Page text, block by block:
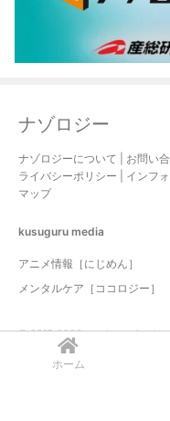
ホーム
ナゾロジー
ナゾロジーについて お問い
ライバシーポリシー
インフ
マップ
kusuguru media
アニメ情報［にじめん］
メンタルケア［ココロジー］
© 2017-2026 nazology. all rights